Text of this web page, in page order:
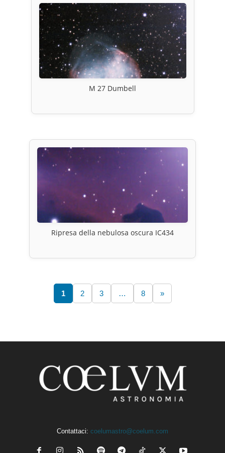
M 27 Dumbell
Ripresa della nebulosa oscura IC434
1 2 3 … 8 »
Contattaci: coelumastro@coelum.com